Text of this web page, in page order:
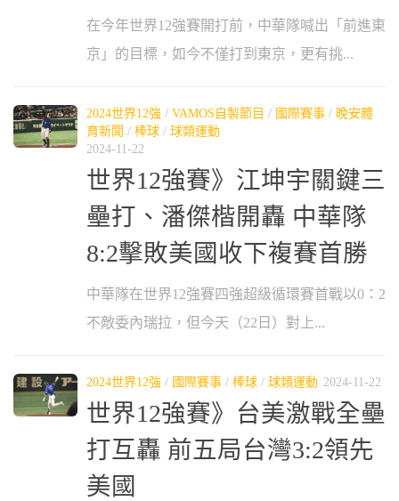
在今年世界12強賽開打前，中華隊喊出「前進東
京」的目標，如今不僅打到東京，更有挑...
2024世界12強 / VAMOS自製節目 / 國際賽事 / 晚安體
育新聞 / 棒球 / 球類運動
2024-11-22
世界12強賽》江坤宇關鍵三
壘打、潘傑楷開轟 中華隊
8:2擊敗美國收下複賽首勝
中華隊在世界12強賽四強超級循環賽首戰以0：2
不敵委內瑞拉，但今天（22日）對上...
2024世界12強 / 國際賽事 / 棒球 / 球類運動 2024-11-22
世界12強賽》台美激戰全壘
打互轟 前五局台灣3:2領先
美國